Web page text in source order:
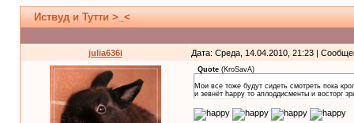
Иствуд и Тутти >_<
julia636i Дата: Среда, 14.04.2010, 21:23 |
Quote (KroSavA)
Мои все тоже будут сидеть смотреть пока
и зевнёт happy то аплоддисменты и восторг